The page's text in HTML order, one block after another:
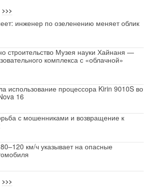
>>>
инженер по озеленению меняет облик
строительство Музея науки Хайнаня —
комплекса с «облачной»
использование процессора Kirin 9010S во
16
с мошенниками и возвращение к
км/ч указывает на опасные
>>>